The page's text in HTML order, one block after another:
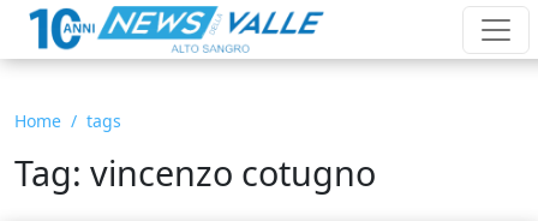
Home tags
Tag: vincenzo cotugno